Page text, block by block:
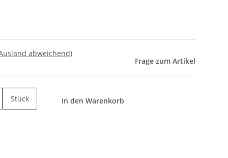
abweichend)
Frage zum Artikel
Stück In den Warenkorb